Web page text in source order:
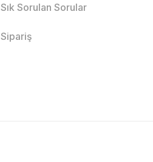
Sık Sorulan Sorular
Sipariş